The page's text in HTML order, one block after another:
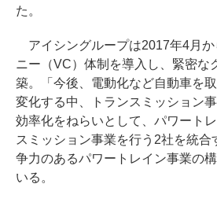
た。
アイシングループは2017年4月か
ニー（VC）体制を導入し、緊密な
築。「今後、電動化など自動車を
変化する中、トランスミッション
効率化をねらいとして、パワート
スミッション事業を行う2社を統合
争力のあるパワートレイン事業の
いる。